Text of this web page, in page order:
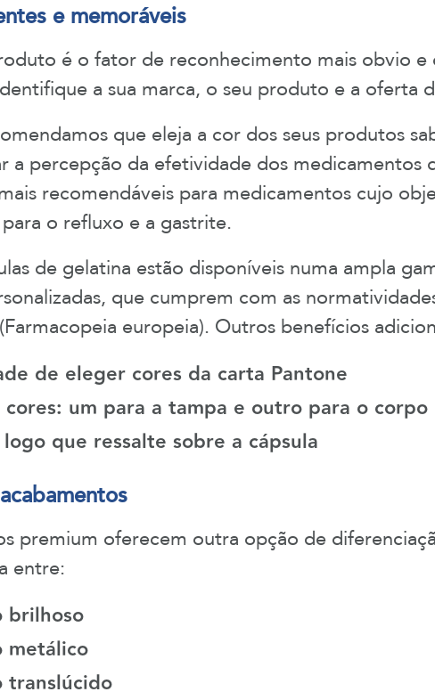
e memoráveis
é o fator de reconhecimento mais obvio
a sua marca, o seu produto e a oferta
que eleja a cor dos seus produtos
a percepção da efetividade dos medicamentos
recomendáveis para medicamentos cujo
o refluxo e a gastrite.
de gelatina estão disponíveis numa ampla
que cumprem com as
europeia). Outros benefícios
de eleger cores da carta Pantone
um para a tampa e outro para o corpo
que ressalte sobre a cápsula
premium oferecem outra opção de
entre:
brilhoso
metálico
translúcido